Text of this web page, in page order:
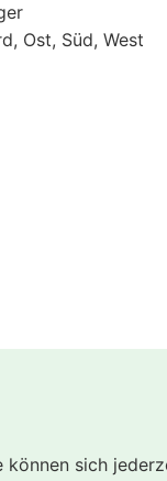
Ost, Süd, West
sich